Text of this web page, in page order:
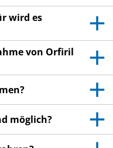
während der
kann es beim
Frau sind, die
Sie während der
zur
Ihnen besprechen,
2 dieser
wird es
von Orfiril
möglich?